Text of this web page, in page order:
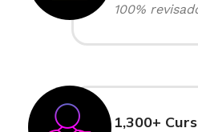
100%
1,300+